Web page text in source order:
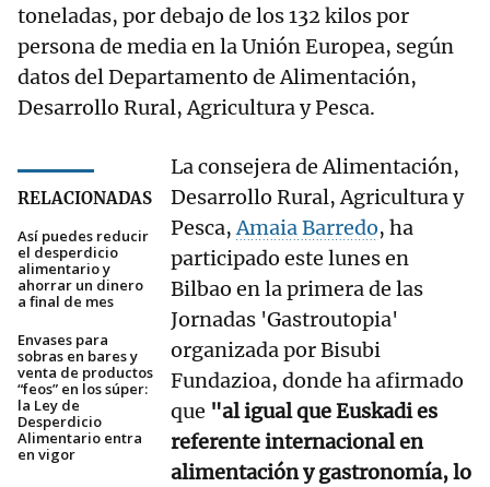
toneladas, por debajo de los 132 kilos por
persona de media en la Unión Europea, según
datos del Departamento de Alimentación,
Desarrollo Rural, Agricultura y Pesca.
RELACIONADAS
Así puedes reducir
el desperdicio
alimentario y
ahorrar un dinero
a final de mes
Envases para
sobras en bares y
venta de productos
“feos” en los súper:
la Ley de
Desperdicio
Alimentario entra
en vigor
La consejera de Alimentación,
Desarrollo Rural, Agricultura y
Pesca,Amaia Barredo, ha
participado este lunes en
Bilbao en la primera de las
Jornadas 'Gastroutopia'
organizada por Bisubi
Fundazioa, donde ha afirmado
que "al igual que Euskadi es
referente internacional en
alimentación y gastronomía, lo